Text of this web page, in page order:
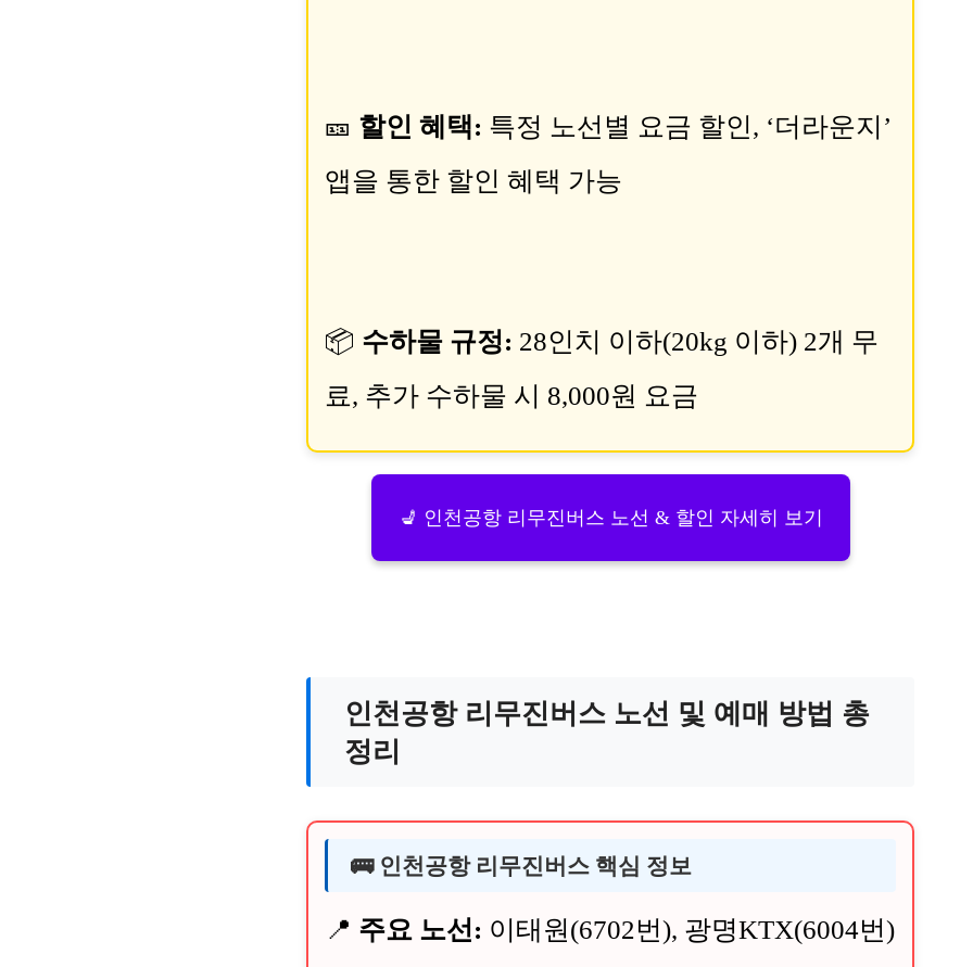
🎫 할인 혜택: 특정 노선별 요금 할인, ‘더라운지’
앱을 통한 할인 혜택 가능
📦 수하물 규정: 28인치 이하(20kg 이하) 2개 무
료, 추가 수하물 시 8,000원 요금
💺 인천공항 리무진버스 노선 & 할인 자세히 보기
인천공항 리무진버스 노선 및 예매 방법 총
정리
🚌 인천공항 리무진버스 핵심 정보
📍 주요 노선: 이태원(6702번), 광명KTX(6004번)